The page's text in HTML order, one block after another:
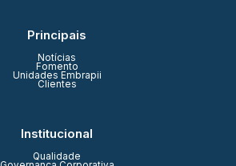
Principais
Notícias
Fomento
Unidades Embrapii
Clientes
Institucional
Qualidade